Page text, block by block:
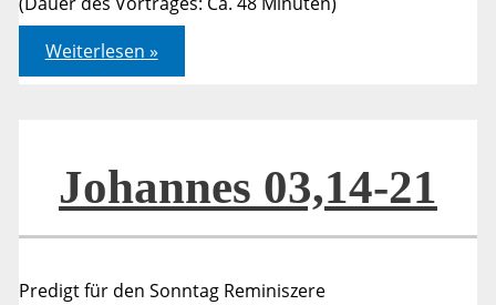
Johannes
11,1-
45:
Weiterlesen »
Johannes 03,14-21
Predigt für den Sonntag Reminiszere